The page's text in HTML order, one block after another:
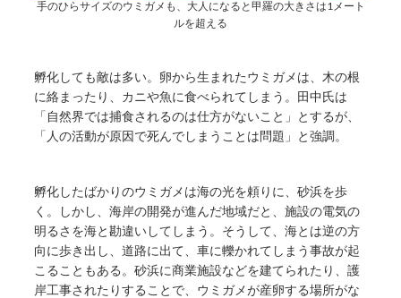
手のひらサイズのウミガメも、大人になると甲羅の大きさは1メート
ルを超える
孵化しても敵は多い。卵から生まれたウミガメは、木の根
に絡まったり、カニや魚に食べられてしまう。田中氏は
「自然界では捕食されるのは仕方がないこと」とするが、
「人の活動が原因で死んでしまうことは問題」と強調。
孵化したばかりのウミガメは海の光を頼りに、砂浜を歩
く。しかし、海岸の開発が進んだ地域だと、施設の電気の
明るさを海と勘違いしてしまう。そうして、海とは逆の方
向に歩き出し、道路に出て、車に轢かれてしまう事故が起
こることもある。砂浜に商業施設などを建てられたり、護
岸工事されたりすることで、ウミガメが産卵する場所がな